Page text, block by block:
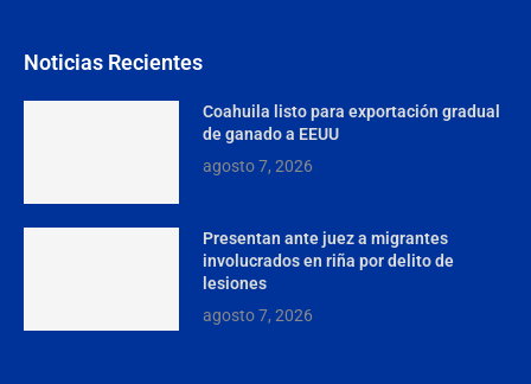
Noticias Recientes
Coahuila listo para exportación gradual
de ganado a EEUU
agosto 7, 2026
Presentan ante juez a migrantes
involucrados en riña por delito de
lesiones
agosto 7, 2026